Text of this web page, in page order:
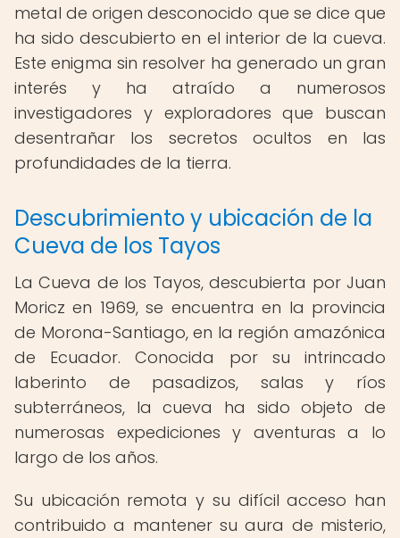
metal de origen desconocido que se dice que
ha sido descubierto en el interior de la cueva.
Este enigma sin resolver ha generado un gran
interés y ha atraído a numerosos
investigadores y exploradores que buscan
desentrañar los secretos ocultos en las
profundidades de la tierra.
Descubrimiento y ubicación de la
Cueva de los Tayos
La Cueva de los Tayos, descubierta por Juan
Moricz en 1969, se encuentra en la provincia
de Morona-Santiago, en la región amazónica
de Ecuador. Conocida por su intrincado
laberinto de pasadizos, salas y ríos
subterráneos, la cueva ha sido objeto de
numerosas expediciones y aventuras a lo
largo de los años.
Su ubicación remota y su difícil acceso han
contribuido a mantener su aura de misterio,